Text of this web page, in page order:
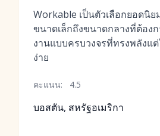
Workable เป็นตัวเลือกยอดนิ
ขนาดเล็กถึงขนาดกลางที่ต้อง
งานแบบครบวงจรที่ทรงพลังแ
ง่าย
คะแนน: 4.5
บอสตัน, สหรัฐอเมริกา